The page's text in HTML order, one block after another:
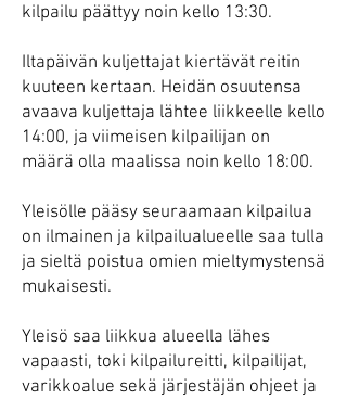
kilpailu päättyy noin kello 13:30.
Iltapäivän kuljettajat kiertävät reitin
kuuteen kertaan. Heidän osuutensa
avaava kuljettaja lähtee liikkeelle kello
14:00, ja viimeisen kilpailijan on
määrä olla maalissa noin kello 18:00.
Yleisölle pääsy seuraamaan kilpailua
on ilmainen ja kilpailualueelle saa tulla
ja sieltä poistua omien mieltymystensä
mukaisesti.
Yleisö saa liikkua alueella lähes
vapaasti, toki kilpailureitti, kilpailijat,
varikkoalue sekä järjestäjän ohjeet ja